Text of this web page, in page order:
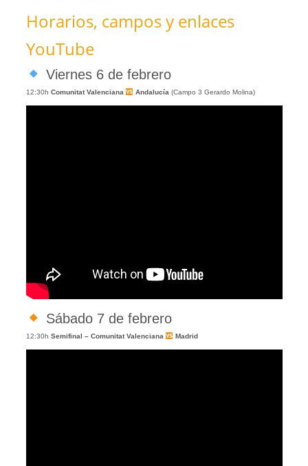
Horarios, campos y enlaces
YouTube
Viernes 6 de febrero
12:30h Comunitat Valenciana Andalucía (Campo 3 Gerardo Molina)
Sábado 7 de febrero
12:30h Semifinal – Comunitat Valenciana Madrid